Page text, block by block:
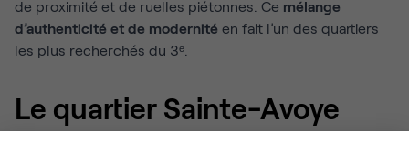
de proximité et de ruelles piétonnes. Ce mélange
d’authenticité et de modernité en fait l’un des quartiers
les plus recherchés du 3ᵉ.
Le quartier Sainte-Avoye